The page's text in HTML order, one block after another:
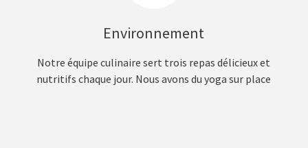
Environnement
Notre équipe culinaire sert trois repas délicieux et
nutritifs chaque jour. Nous avons du yoga sur place